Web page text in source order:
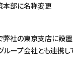
本部に名称変更
社の東京支店に設置
ループ会社とも連携